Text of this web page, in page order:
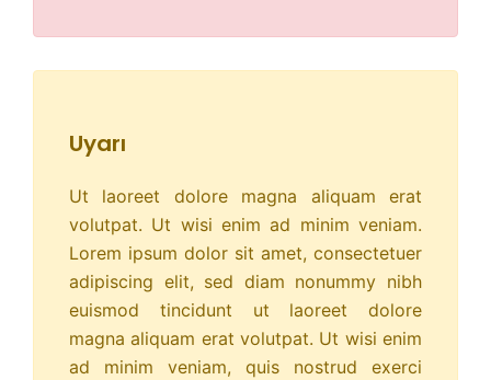
Uyarı
Ut laoreet dolore magna aliquam erat
volutpat. Ut wisi enim ad minim veniam.
Lorem ipsum dolor sit amet, consectetuer
adipiscing elit, sed diam nonummy nibh
euismod tincidunt ut laoreet dolore
magna aliquam erat volutpat. Ut wisi enim
ad minim veniam, quis nostrud exerci